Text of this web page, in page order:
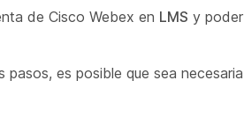
de Cisco Webex en LMS y
es posible que sea